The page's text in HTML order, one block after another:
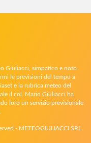
Giuliacci, simpatico e noto
le previsioni del tempo a
e la rubrica meteo del
il col. Mario Giuliacci ha
loro un servizio previsionale
- METEOGIULIACCI SRL